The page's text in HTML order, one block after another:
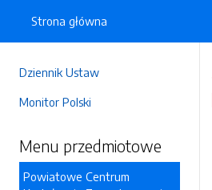
Dziennik Ustaw
Monitor Polski
Menu przedmiotowe
Powiatowe Centrum
Strona główna